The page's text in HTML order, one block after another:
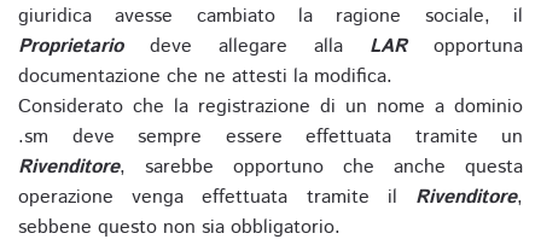
giuridica avesse cambiato la ragione sociale, il
Proprietariodeve allegare alla LARopportuna
documentazione che ne attesti la modifica.
Considerato che la registrazione di un nome a dominio
.sm deve sempre essere effettuata tramite un
Rivenditore, sarebbe opportuno che anche questa
operazione venga effettuata tramite il Rivenditore,
sebbene questo non sia obbligatorio.